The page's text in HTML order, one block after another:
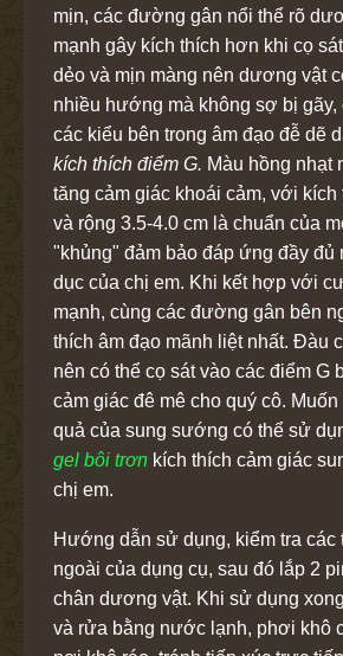
mịn, các đường gân nổi thể rõ
mạnh gây kích thích hơn khi cọ
dẻo và mịn màng nên dương vật
nhiều hướng mà không sợ bị gãy,
các kiểu bên trong âm đạo đễ dẽ
kích thích điểm G. Màu hồng nhạt
tăng cảm giác khoái cảm, với
và rộng 3.5-4.0 cm là chuẩn của
"khủng" đảm bảo đáp ứng đầy đủ
dục của chị em. Khi kết hợp với
mạnh, cùng các đường gân bên
thích âm đạo mãnh liệt nhất. Đàu
nên có thể cọ sát vào các điểm G
cảm giác đê mê cho quý cô.
quả của sung sướng có thể sử
gel bôi trơn kích thích cảm giác
chị em.
Hướng dẫn sử dụng, kiểm tra các
ngoài của dụng cụ, sau đó lắp 2
chân dương vật. Khi sử dụng
và rửa bằng nước lạnh, phơi khô